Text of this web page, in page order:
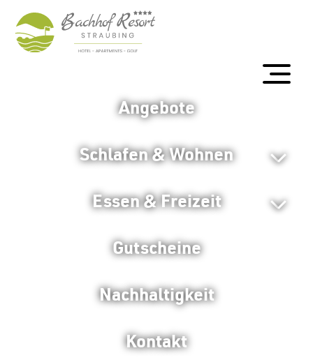
Angebote
Schlafen & Wohnen
Essen & Freizeit
Gutscheine
Nachhaltigkeit
Kontakt
DATENSCHUTZ
Wir nehmen Datenschutz ernst